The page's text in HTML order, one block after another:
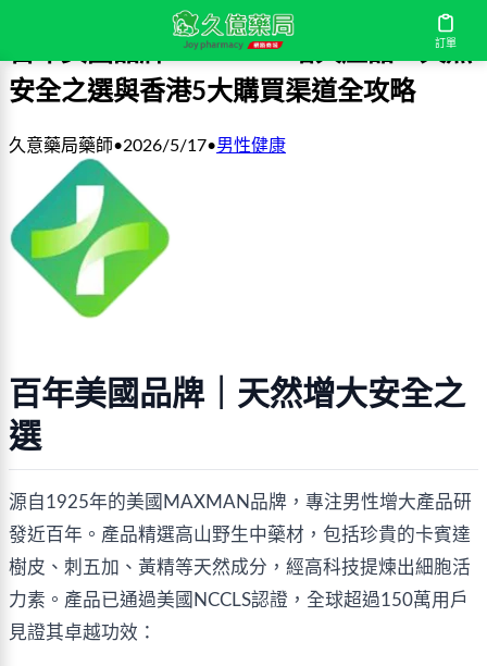
訂單
百年美國品牌MAXMAN增大產品：天然
安全之選與香港5大購買渠道全攻略
久意藥局藥師•2026/5/17•男性健康
百年美國品牌｜天然增大安全之
選
源自1925年的美國MAXMAN品牌，專注男性增大產品研
發近百年。產品精選高山野生中藥材，包括珍貴的卡賓達
樹皮、刺五加、黃精等天然成分，經高科技提煉出細胞活
力素。產品已通過美國NCCLS認證，全球超過150萬用戶
見證其卓越功效：